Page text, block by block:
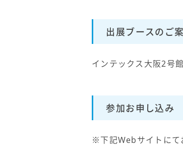
出展ブースのご案
インテックス大阪2号
参加お申し込み
※下記Webサイトにて